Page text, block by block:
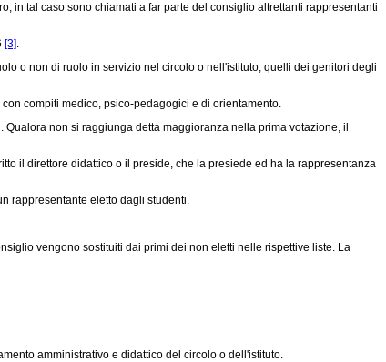
tal caso sono chiamati a far parte del consiglio altrettanti rappresentanti
[3].
o non di ruolo in servizio nel circolo o nell'istituto; quelli dei genitori degli
compiti medico, psico-pedagogici e di orientamento.
non si raggiunga detta maggioranza nella prima votazione, il
il direttore didattico o il preside, che la presiede ed ha la rappresentanza
rappresentante eletto dagli studenti.
vengono sostituiti dai primi dei non eletti nelle rispettive liste. La
amministrativo e didattico del circolo o dell'istituto.